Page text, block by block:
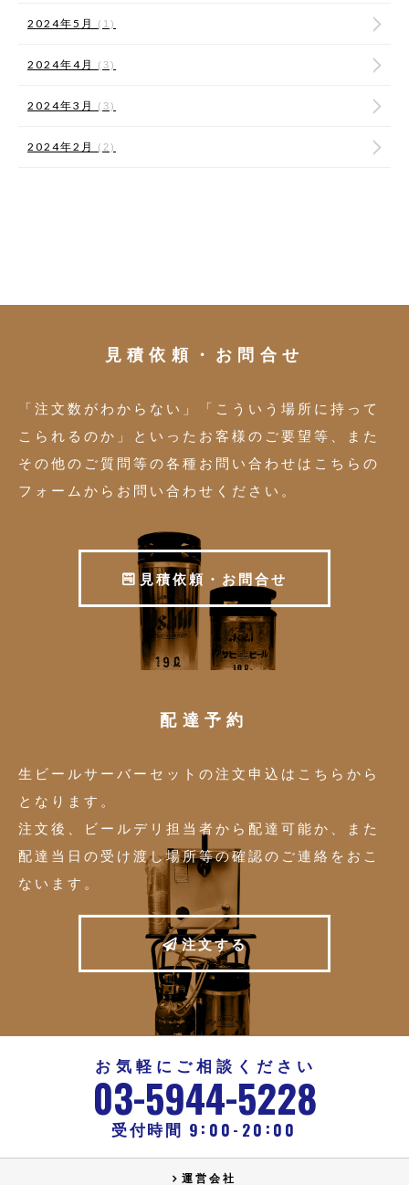
2024年5月 (1)
2024年4月 (3)
2024年3月 (3)
2024年2月 (2)
見積依頼・お問合せ
「注文数がわからない」「こういう場所に持って
こられるのか」といったお客様のご要望等、また
その他のご質問等の各種お問い合わせはこちらの
フォームからお問い合わせください。
見積依頼 ・ お 問合せ
配達予約
生ビールサーバーセットの注文申込はこちらから
となります。
注文後、ビールデリ担当者から配達可能か、また
配達当日の受け渡し場所等の確認のご連絡をおこ
ないます。
注文する
お気軽にご相談ください
03-5944-5228
受付時間 9 : 00 - 20 : 00
運営会社